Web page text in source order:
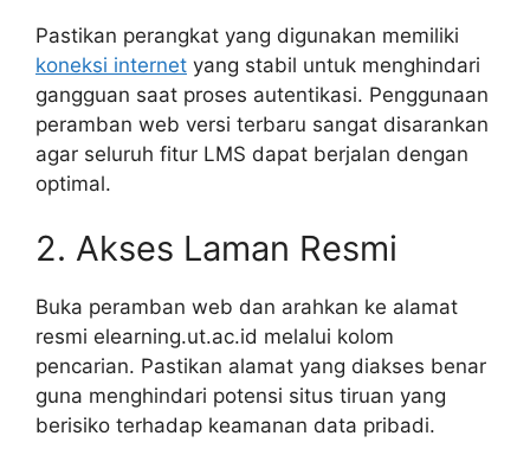
Pastikan perangkat yang digunakan memiliki
koneksi internet yang stabil untuk menghindari
gangguan saat proses autentikasi. Penggunaan
peramban web versi terbaru sangat disarankan
agar seluruh fitur LMS dapat berjalan dengan
optimal.
2. Akses Laman Resmi
Buka peramban web dan arahkan ke alamat
resmi elearning.ut.ac.id melalui kolom
pencarian. Pastikan alamat yang diakses benar
guna menghindari potensi situs tiruan yang
berisiko terhadap keamanan data pribadi.